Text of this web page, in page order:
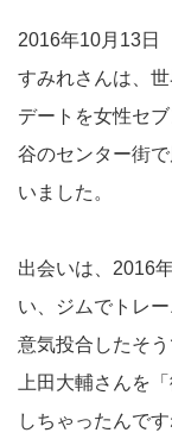
2016年10月13日
すみれさんは、
デートを女性セ
谷のセンター街
いました。
出会いは、2016
い、ジムでトレ
意気投合したそ
上田大輔さんを
しちゃったんです